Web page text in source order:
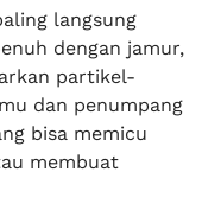
langsung
dengan jamur,
partikel-
dan penumpang
bisa memicu
membuat